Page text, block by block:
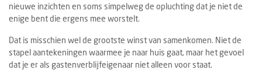
nieuwe inzichten en soms simpelweg de opluchting dat je niet de
enige bent die ergens mee worstelt.
Dat is misschien wel de grootste winst van samenkomen. Niet de
stapel aantekeningen waarmee je naar huis gaat, maar het gevoel
dat je er als gastenverblijfeigenaar niet alleen voor staat.